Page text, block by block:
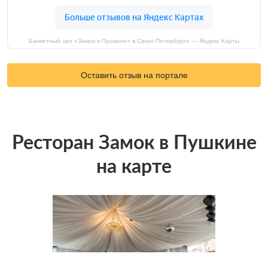
Банкетный зал «Замок в Пушкине» в Санкт-Петербурге — Яндекс Карты
Оставить отзыв на портале
Ресторан Замок в Пушкине
на карте